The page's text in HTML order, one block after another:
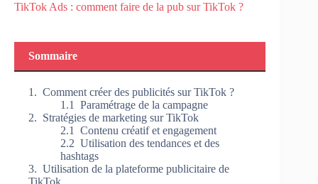
TikTok Ads : comment faire de la pub sur TikTok ?
Sommaire
Comment créer des publicités sur TikTok ?
Paramétrage de la campagne
Stratégies de marketing sur TikTok
Contenu créatif et engagement
Utilisation des tendances et des
hashtags
Utilisation de la plateforme publicitaire de